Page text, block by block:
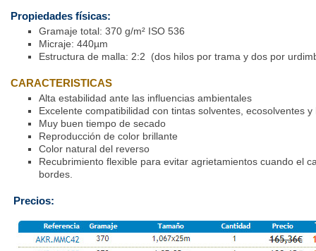
Propiedades físicas:
Gramaje total: 370 g/m² ISO 536
Micraje: 440µm
Estructura de malla: 2:2 (dos hilos por trama y dos por
CARACTERISTICAS
Alta estabilidad ante las influencias ambientales
Excelente compatibilidad con tintas solventes, ecosolventes y
Muy buen tiempo de secado
Reproducción de color brillante
Color natural del reverso
Recubrimiento flexible para evitar agrietamientos cuando el
bordes.
Precios: